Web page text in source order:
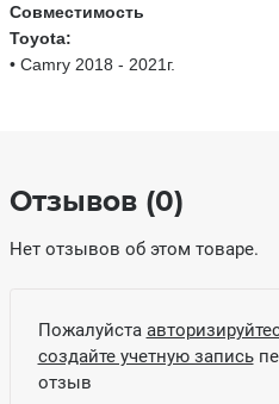
Совместимость
Toyota:
• Camry 2018 - 2021г.
Отзывов (0)
Нет отзывов об этом товаре.
Пожалуйста
создайте учетную запись
отзыв